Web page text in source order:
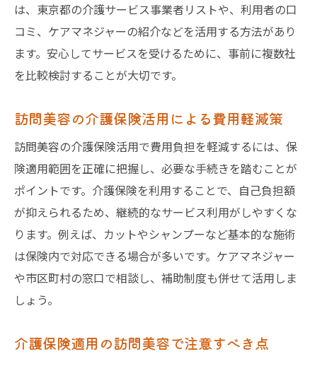
は、東京都の介護サービス事業者リストや、利用者の口
コミ、ケアマネジャーの紹介などを活用する方法があり
ます。安心してサービスを受けるために、事前に複数社
を比較検討することが大切です。
訪問美容の介護保険活用による費用軽減策
訪問美容の介護保険活用で費用負担を軽減するには、保
険適用範囲を正確に把握し、必要な手続きを踏むことが
ポイントです。介護保険を利用することで、自己負担額
が抑えられるため、継続的なサービス利用がしやすくな
ります。例えば、カットやシャンプーなど基本的な施術
は保険内で対応できる場合が多いです。ケアマネジャー
や市区町村の窓口で相談し、補助制度も併せて活用しま
しょう。
介護保険適用の訪問美容で注意すべき点